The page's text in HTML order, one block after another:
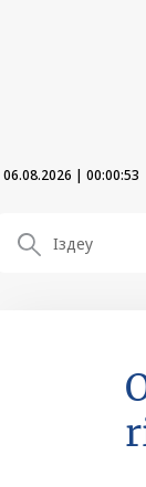
06.08.2026 | 00:00:54